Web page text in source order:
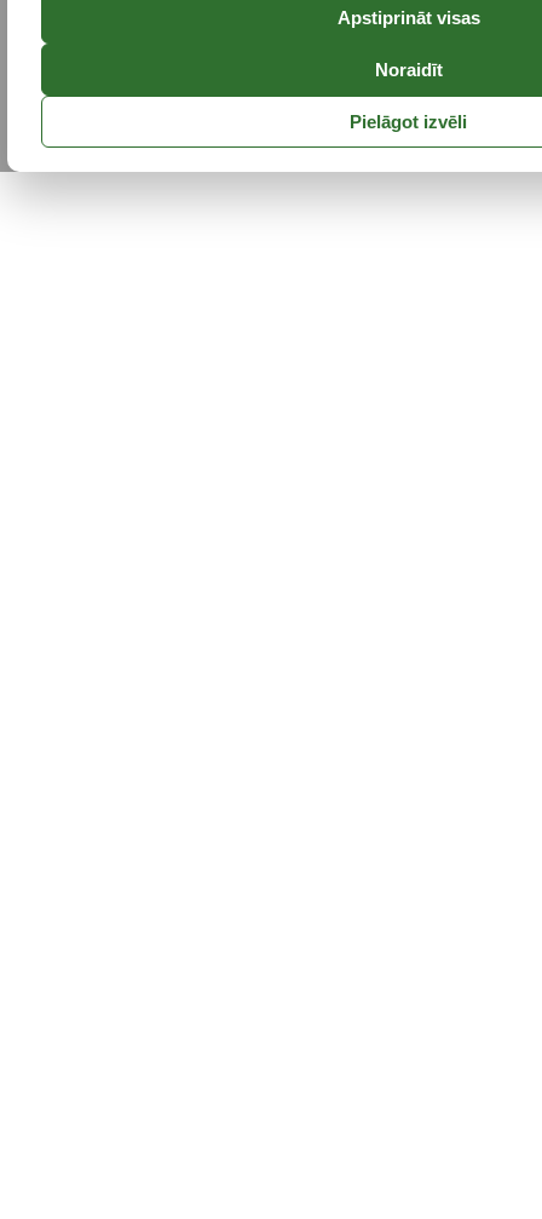
Apstiprināt visas
Noraidīt
Pielāgot izvēli